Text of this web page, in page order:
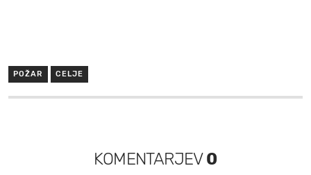
POŽAR CELJE
KOMENTARJEV0